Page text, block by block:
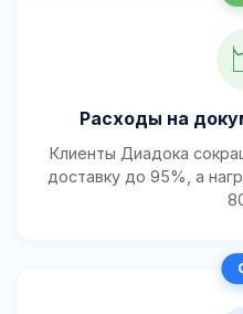
Расходы на
Клиенты Диадока
доставку до 95%, а